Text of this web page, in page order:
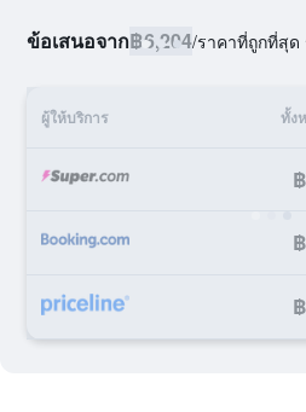
ข้อเสนอจาก฿6,204/ราคาที่ถูกที่สุ
ผู้ให้บริการ ทั้ง